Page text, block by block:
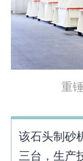
重
该石头制砂
三台，生产